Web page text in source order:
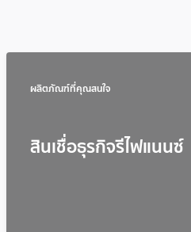
ผลิตภัณฑ์ที่คุณสนใจ
สินเชื่อธุรกิจรีไฟแนนซ์